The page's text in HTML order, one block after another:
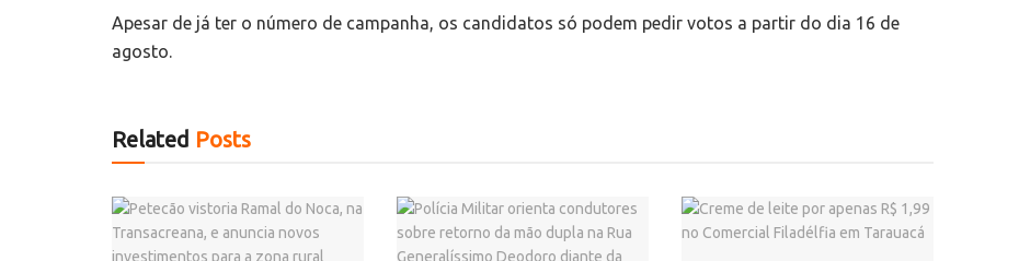
Apesar de já ter o número de campanha, os candidatos só podem pedir votos a partir do dia 16 de
agosto.
Related Posts